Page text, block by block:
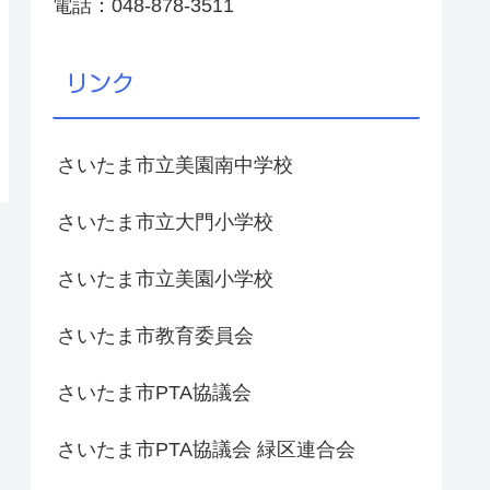
電話：048-878-3511
リンク
さいたま市立美園南中学校
さいたま市立大門小学校
さいたま市立美園小学校
さいたま市教育委員会
さいたま市PTA協議会
さいたま市PTA協議会 緑区連合会